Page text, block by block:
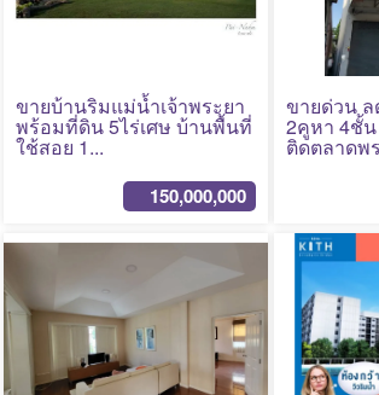
ขายบ้านริมแม่น้ำเจ้าพระยา
พร้อมที่ดิน 5ไร่เศษ บ้านพื้นที่
ใช้สอย 1...
150,000,000
ขายด่วน
2คูหา 4ชั้
ติดตลาดพ
No Photo